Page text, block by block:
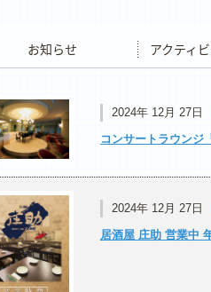
2024年 12月 27日
コンサートラウンジ
2024年 12月 27日
居酒屋 庄助 営業中